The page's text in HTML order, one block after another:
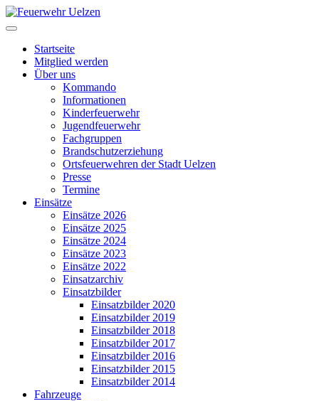
Startseite
Mitglied werden
Über uns
Kommando
Informationen
Kinderfeuerwehr
Jugendfeuerwehr
Fachgruppen
Brandschutzerziehung
Ortsfeuerwehren der Stadt Uelzen
Presse
Termine
Einsätze
Einsätze 2026
Einsätze 2025
Einsätze 2024
Einsätze 2023
Einsätze 2022
Einsatzarchiv
Einsatzbilder
Einsatzbilder 2020
Einsatzbilder 2019
Einsatzbilder 2018
Einsatzbilder 2017
Einsatzbilder 2016
Einsatzbilder 2015
Einsatzbilder 2014
Fahrzeuge